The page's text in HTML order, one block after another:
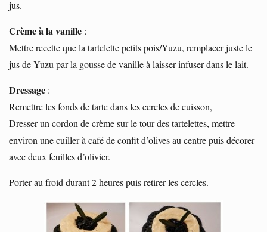
jus.
Crème à la vanille :
Mettre recette que la tartelette petits pois/Yuzu, remplacer juste le
jus de Yuzu par la gousse de vanille à laisser infuser dans le lait.
Dressage :
Remettre les fonds de tarte dans les cercles de cuisson,
Dresser un cordon de crème sur le tour des tartelettes, mettre
environ une cuiller à café de confit d’olives au centre puis décorer
avec deux feuilles d’olivier.
Porter au froid durant 2 heures puis retirer les cercles.